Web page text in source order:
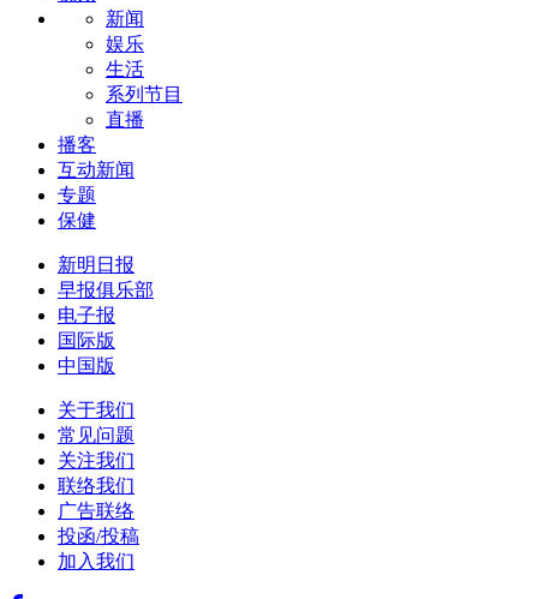
新闻
娱乐
生活
系列节目
直播
播客
互动新闻
专题
保健
新明日报
早报俱乐部
电子报
国际版
中国版
关于我们
常见问题
关注我们
联络我们
广告联络
投函/投稿
加入我们